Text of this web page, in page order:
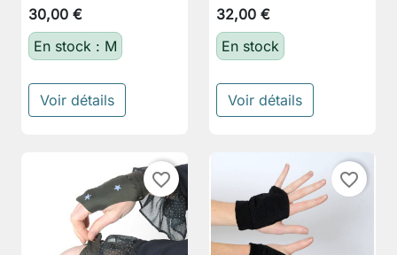
30,00 €
En stock : M
Voir détails
32,00 €
En stock
Voir détails
favorite_border favorite_border